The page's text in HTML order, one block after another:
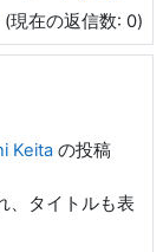
(現在の返信数: 0)
Keita の投稿
、タイトルも表